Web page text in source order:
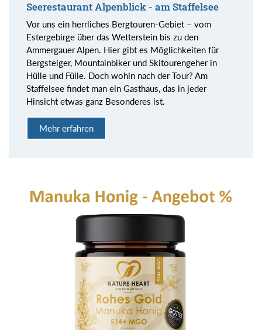
Seerestaurant Alpenblick - am Staffelsee
Vor uns ein herrliches Bergtouren-Gebiet – vom
Estergebirge über das Wetterstein bis zu den
Ammergauer Alpen. Hier gibt es Möglichkeiten für
Bergsteiger, Mountainbiker und Skitourengeher in
Hülle und Fülle. Doch wohin nach der Tour? Am
Staffelsee findet man ein Gasthaus, das in jeder
Hinsicht etwas ganz Besonderes ist.
Mehr erfahren